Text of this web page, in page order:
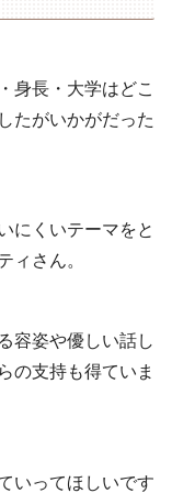
身長・大学はどこ
たがいかがだった
にくいテーマをと
ィさん。
容姿や優しい話し
の支持も得ていま
いってほしいです